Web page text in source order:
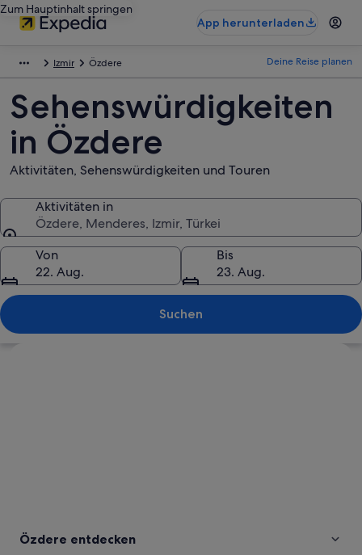
Zum Hauptinhalt springen
App herunterladen
Izmir Özdere Deine Reise planen
Sehenswürdigkeiten
in Özdere
Aktivitäten, Sehenswürdigkeiten und Touren
Aktivitäten in
Özdere, Menderes, Izmir, Türkei
Aktivitäten in
Von
22. Aug.
Bis
23. Aug.
Suchen
Özdere entdecken